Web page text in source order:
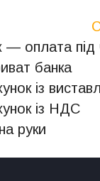
оплата під
банка
із
із НДС
руки